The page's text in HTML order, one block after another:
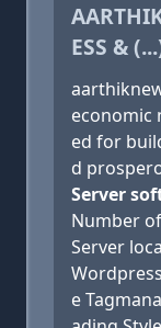
ESS &
economic
ed for
d
Server
Number
Server
e